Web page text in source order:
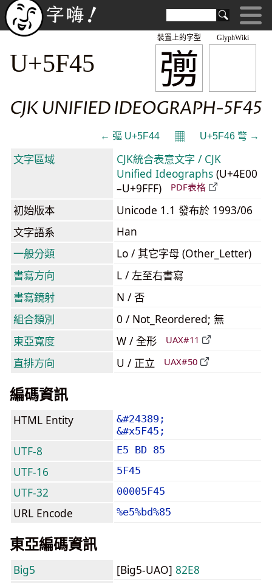
GlyphWiki
彅
裝置上的字型
U+5F45
CJK UNIFIED IDEOGRAPH-5F45
← 彄 U+5F44 𝄜 U+5F46 彆 →
文字區域
CJK統合表意文字 / CJK
Unified Ideographs (U+4E00
–U+9FFF)
PDF表格
初始版本
Unicode 1.1 發布於 1993/06
文字語系
Han
一般分類
Lo / 其它字母 (Other_Letter)
書寫方向
L / 左至右書寫
書寫鏡射
N / 否
組合類別
0 / Not_Reordered; 無
東亞寬度
W / 全形 UAX#11
直排方向 U / 正立 UAX#50
編碼資訊
HTML Entity
&#24389;
&#x5F45;
UTF-8 E5 BD 85
UTF-16 5F45
UTF-32 00005F45
URL Encode %e5%bd%85
東亞編碼資訊
Big5 [Big5-UAO] 82E8